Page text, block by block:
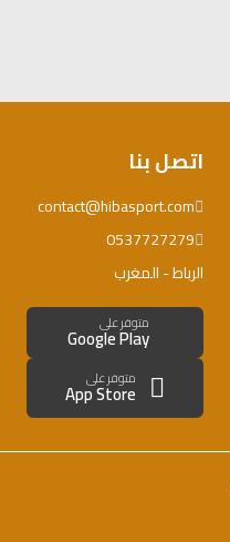
اتصل بنا
contact@hibasport.com
0537727279
الرباط - المغرب
متوفر على
Google Play
متوفر على
App Store